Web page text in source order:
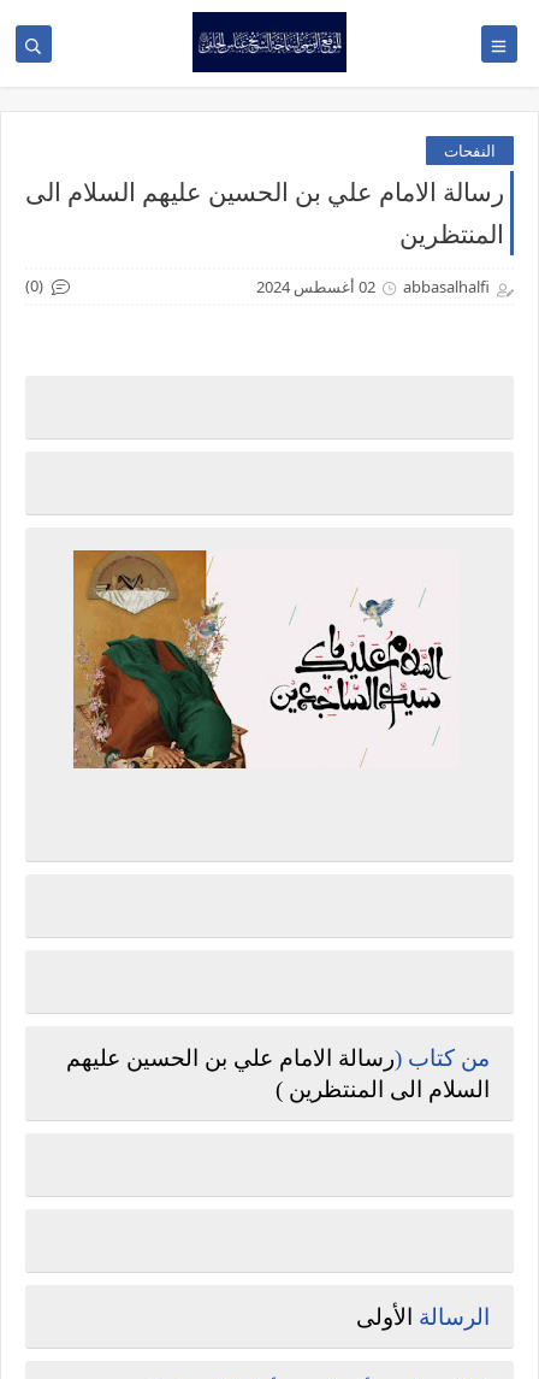
النفحات
رسالة الامام علي بن الحسين عليهم السلام الى
المنتظرين
abbasalhalfi 02 أغسطس 2024 (0)
من كتاب (رسالة الامام علي بن الحسين عليهم
السلام الى المنتظرين )
الرسالة الأولى